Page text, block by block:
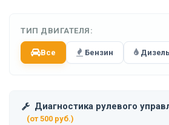
ТИП ДВИГАТЕЛЯ:
Все Бензин Дизель
Диагностика рулевого
(от 500 руб.)